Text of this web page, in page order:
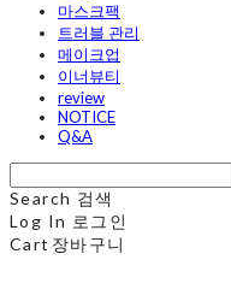
마스크팩
트러블 관리
메이크업
이너뷰티
review
NOTICE
Q&A
Search 검색
Log In 로그인
Cart 장바구니